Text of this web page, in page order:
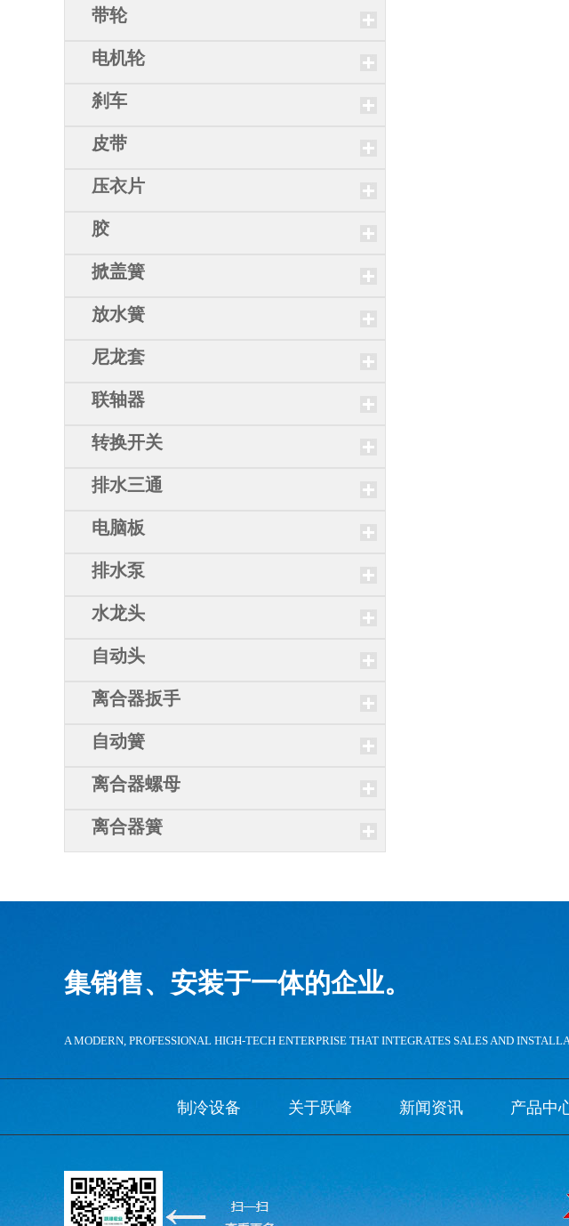
带轮
电机轮
刹车
皮带
压衣片
胶
掀盖簧
放水簧
尼龙套
联轴器
转换开关
排水三通
电脑板
排水泵
水龙头
自动头
离合器扳手
自动簧
离合器螺母
离合器簧
集销售、安装于一体的企业。
A MODERN, PROFESSIONAL HIGH-TECH ENTERPRISE THAT INTEGRATES SALES AND
制冷设备 关于跃峰 新闻资讯 产品中